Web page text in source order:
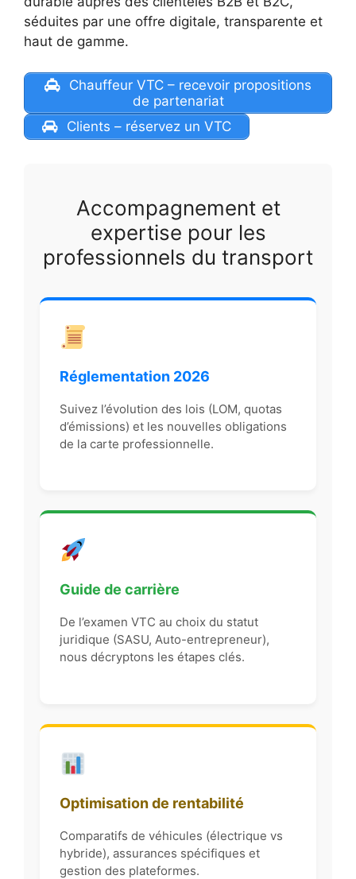
séduites par une offre digitale, transparente et
haut de gamme.
Chauffeur VTC – recevoir propositions
de partenariat
Clients – réservez un VTC
Accompagnement et
expertise pour les
professionnels du transport
Réglementation 2026
Suivez l’évolution des lois (LOM, quotas
d’émissions) et les nouvelles obligations
de la carte professionnelle.
Guide de carrière
De l’examen VTC au choix du statut
juridique (SASU, Auto-entrepreneur),
nous décryptons les étapes clés.
Optimisation de rentabilité
Comparatifs de véhicules (électrique vs
hybride), assurances spécifiques et
gestion des plateformes.